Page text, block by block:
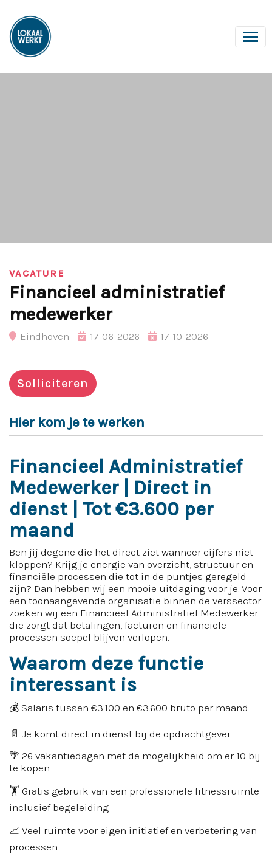
VACATURE
Financieel administratief
medewerker
Eindhoven 17-06-2026 17-10-2026
Solliciteren
Hier kom je te werken
Financieel Administratief
Medewerker | Direct in
dienst | Tot €3.600 per
maand
Ben jij degene die het direct ziet wanneer cijfers niet
kloppen? Krijg je energie van overzicht, structuur en
financiële processen die tot in de puntjes geregeld
zijn? Dan hebben wij een mooie uitdaging voor je. Voor
een toonaangevende organisatie binnen de verssector
zoeken wij een Financieel Administratief Medewerker
die zorgt dat betalingen, facturen en financiële
processen soepel blijven verlopen.
Waarom deze functie
interessant is
💰 Salaris tussen €3.100 en €3.600 bruto per maand
📄 Je komt direct in dienst bij de opdrachtgever
🌴 26 vakantiedagen met de mogelijkheid om er 10 bij
te kopen
🏋️ Gratis gebruik van een professionele fitnessruimte
inclusief begeleiding
📈 Veel ruimte voor eigen initiatief en verbetering van
processen